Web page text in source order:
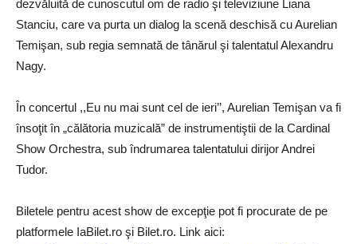
dezvăluită de cunoscutul om de radio şi televiziune Liana
Stanciu, care va purta un dialog la scenă deschisă cu Aurelian
Temişan, sub regia semnată de tânărul şi talentatul Alexandru
Nagy.
În concertul ,,Eu nu mai sunt cel de ieri’’, Aurelian Temişan va fi
însoţit în „călătoria muzicală” de instrumentiştii de la Cardinal
Show Orchestra, sub îndrumarea talentatului dirijor Andrei
Tudor.
Biletele pentru acest show de excepţie pot fi procurate de pe
platformele IaBilet.ro şi Bilet.ro. Link aici: